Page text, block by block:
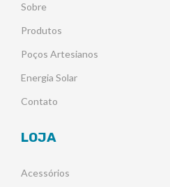
Sobre
Produtos
Poços Artesianos
Energia Solar
Contato
LOJA
Acessórios